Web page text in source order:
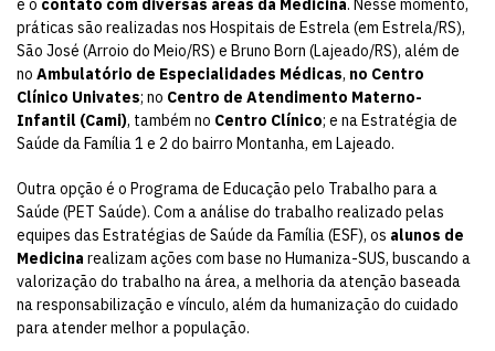
e o contato com diversas áreas da Medicina. Nesse momento,
práticas são realizadas nos Hospitais de Estrela (em Estrela/RS),
São José (Arroio do Meio/RS) e Bruno Born (Lajeado/RS), além de
no Ambulatório de Especialidades Médicas, no Centro
Clínico Univates; no Centro de Atendimento Materno-
Infantil (Cami), também no Centro Clínico; e na Estratégia de
Saúde da Família 1 e 2 do bairro Montanha, em Lajeado.
Outra opção é o Programa de Educação pelo Trabalho para a
Saúde (PET Saúde). Com a análise do trabalho realizado pelas
equipes das Estratégias de Saúde da Família (ESF), os alunos de
Medicina realizam ações com base no Humaniza-SUS, buscando a
valorização do trabalho na área, a melhoria da atenção baseada
na responsabilização e vínculo, além da humanização do cuidado
para atender melhor a população.